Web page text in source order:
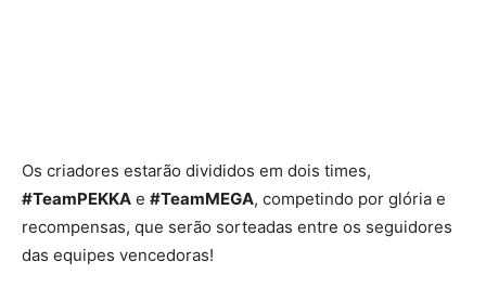
Os criadores estarão divididos em dois times,
#TeamPEKKA e #TeamMEGA, competindo por glória e
recompensas, que serão sorteadas entre os seguidores
das equipes vencedoras!